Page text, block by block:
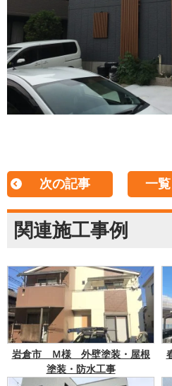
次の記事 一覧
関連施工事例
岩倉市 Ｍ様 外壁塗装・屋根
塗装・防水工事